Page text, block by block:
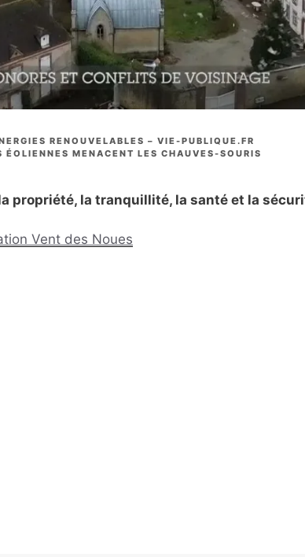
RENOUVELABLES – VIE-PUBLIQUE.FR
MENACENT LES CHAUVES-SOURIS
propriété, la tranquillité, la santé et la
Vent des Noues